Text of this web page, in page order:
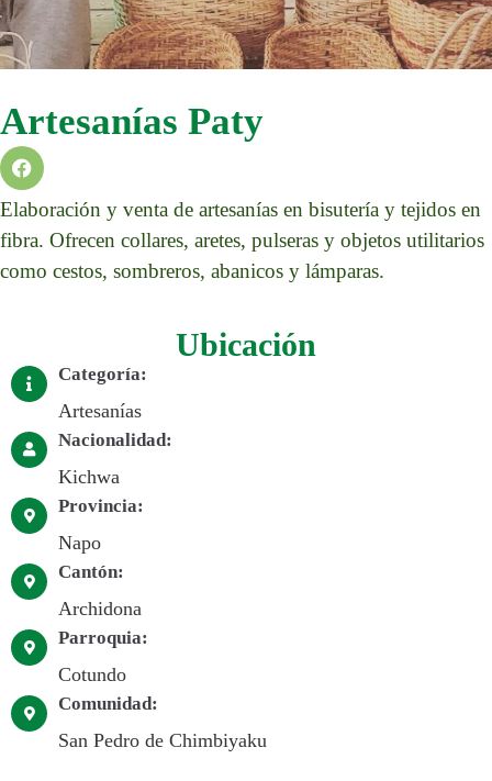
Artesanías Paty
Elaboración y venta de artesanías en bisutería y tejidos en
fibra. Ofrecen collares, aretes, pulseras y objetos utilitarios
como cestos, sombreros, abanicos y lámparas.
Ubicación
Categoría:
Artesanías
Nacionalidad:
Kichwa
Provincia:
Napo
Cantón:
Archidona
Parroquia:
Cotundo
Comunidad:
San Pedro de Chimbiyaku